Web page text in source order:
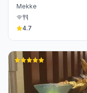
Mekke
4.7